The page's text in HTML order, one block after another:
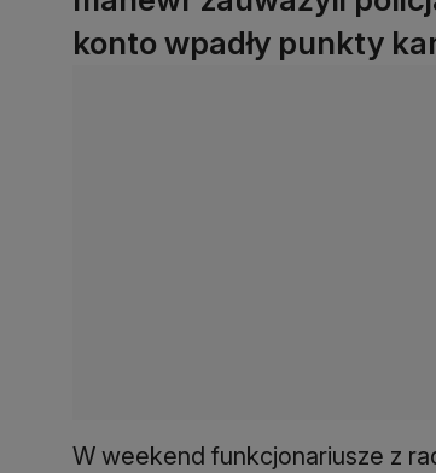
konto wpadły punkty
W weekend funkcjonariusze z